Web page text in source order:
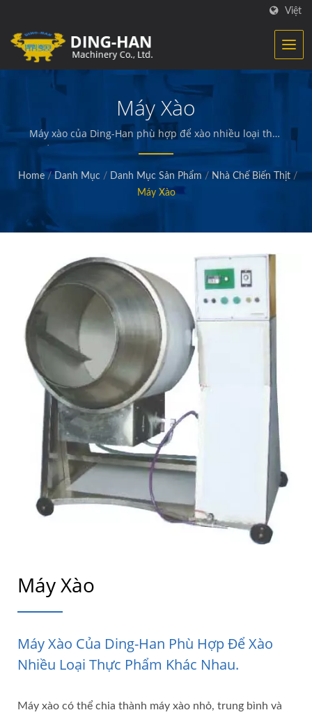
Việt
Máy Xào
Máy xào của Ding-Han phù hợp để xào nhiều loại thực
phẩm khác nhau. / Ding-Han chuyên sản xuất thiết bị
chế biến thực phẩm. Chúng tôi thiết kế, kỹ sư và xây
dựng máy móc tạo ra và đóng gói thịt chế biến sẵn,
rau củ và hải sản, khoai tây chiên, bánh ngọt và bánh
rán, và các loại thực phẩm chất lượng khác.
Home / Danh Mục / Danh Mục Sản Phẩm / Nhà Chế Biến Thịt /
Máy Xào
Máy Xào
Máy Xào Của Ding-Han Phù Hợp Để Xào
Nhiều Loại Thực Phẩm Khác Nhau.
Máy xào có thể chia thành máy xào nhỏ, trung bình và